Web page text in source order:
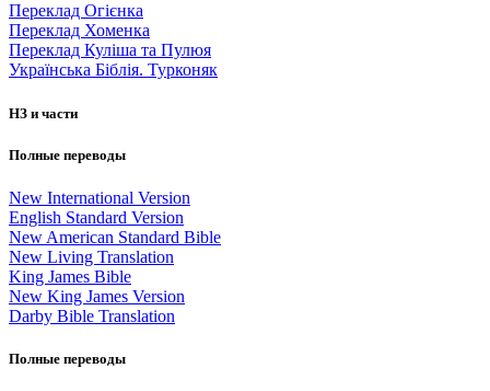
Переклад Огієнка
Переклад Хоменка
Переклад Куліша та Пулюя
Українська Біблія. Турконяк
НЗ и части
Полные переводы
New International Version
English Standard Version
New American Standard Bible
New Living Translation
King James Bible
New King James Version
Darby Bible Translation
Полные переводы